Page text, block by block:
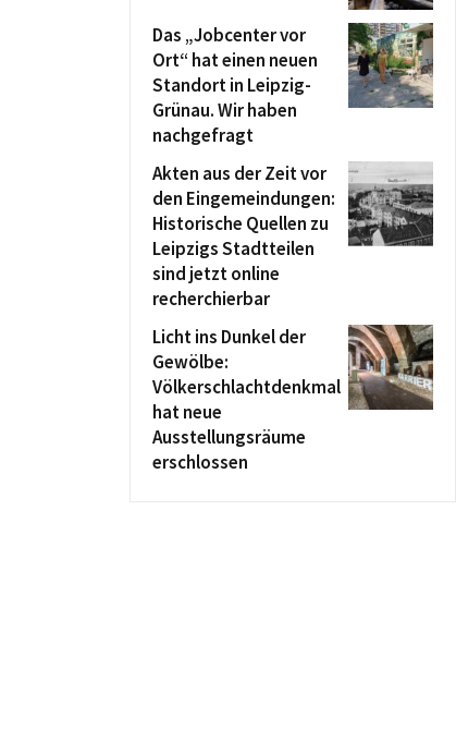
Das „Jobcenter vor
Ort“ hat einen neuen
Standort in Leipzig-
Grünau. Wir haben
nachgefragt
Akten aus der Zeit vor
den Eingemeindungen:
Historische Quellen zu
Leipzigs Stadtteilen
sind jetzt online
recherchierbar
Licht ins Dunkel der
Gewölbe:
Völkerschlachtdenkmal
hat neue
Ausstellungsräume
erschlossen